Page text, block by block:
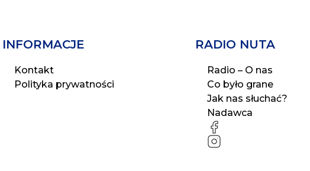
INFORMACJE
Kontakt
Polityka prywatności
RADIO NUTA
Radio – O nas
Co było grane
Jak nas słuchać?
Nadawca
FB
IG